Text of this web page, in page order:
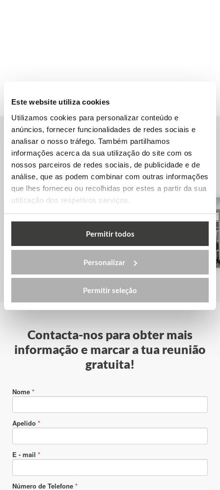
Este website utiliza cookies
Utilizamos cookies para personalizar conteúdo e
anúncios, fornecer funcionalidades de redes sociais e
analisar o nosso tráfego. Também partilhamos
informações acerca da sua utilização do site com os
nossos parceiros de redes sociais, de publicidade e de
análise, que as podem combinar com outras informações
que lhes forneceu ou recolhidas por estes a partir da sua
utilização dos respetivos serviços.
Permitir todos
Personalizar
Permitir seleção
Outras Universidades no Reino
Unido
Contacta-nos para obter mais
informação e marcar a tua reunião
gratuita!